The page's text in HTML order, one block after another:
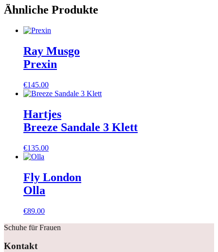
Ähnliche Produkte
Ray Musgo
Prexin
€145.00
Hartjes
Breeze Sandale 3 Klett
€135.00
Fly London
Olla
€89.00
Schuhe für Frauen
Kontakt